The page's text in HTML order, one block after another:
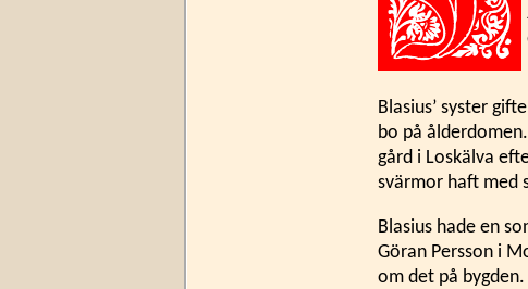
Blasius’ syster
bo på
gård i Loskälva
svärmor haft med
Blasius hade en
Göran Persson i
om det på